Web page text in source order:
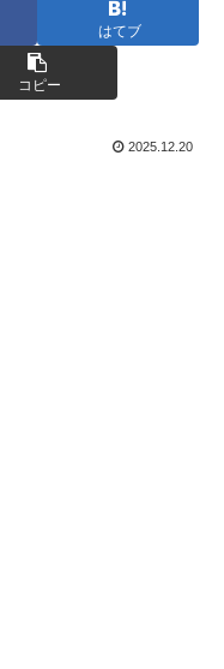
はてブ
コピー
2025.12.20